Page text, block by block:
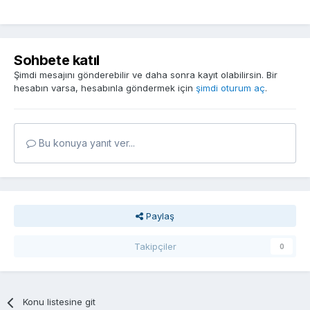
Sohbete katıl
Şimdi mesajını gönderebilir ve daha sonra kayıt olabilirsin. Bir
hesabın varsa, hesabınla göndermek için şimdi oturum aç.
Bu konuya yanıt ver...
Paylaş
Takipçiler 0
Konu listesine git